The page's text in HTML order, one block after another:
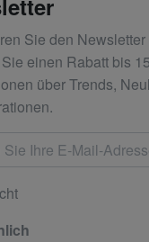
Sie den
einen Rabatt bis
über Trends,